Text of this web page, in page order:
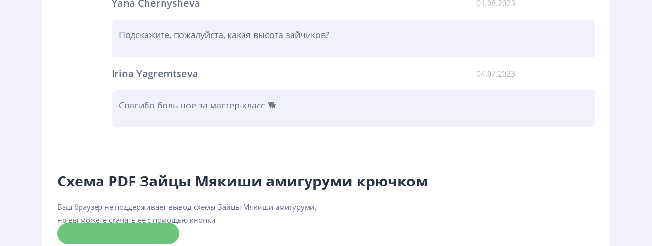
Yana Chernysheva 01.08.2023
Подскажите, пожалуйста, какая высота зайчиков?
Irina Yagremtseva 04.07.2023
Спасибо большое за мастер-класс 🐕
Схема PDF Зайцы Мякиши амигуруми крючком
Ваш браузер не поддерживает вывод схемы Зайцы Мякиши амигуруми,
но вы можете скачать ее с помощью кнопки